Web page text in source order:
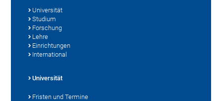
Universität
Studium
Forschung
Lehre
Einrichtungen
International
Universität
Fristen und Termine